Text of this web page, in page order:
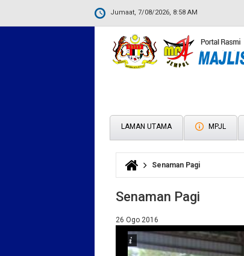
Jumaat, 7/08/2026, 8:58 AM
LAMAN UTAMA MPJL
Anda di sini
Senaman Pagi
Senaman Pagi
26 Ogo 2016